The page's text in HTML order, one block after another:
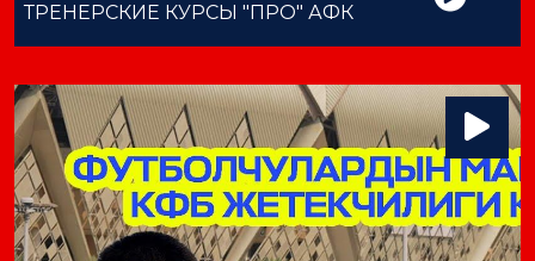
ТРЕНЕРСКИЕ КУРСЫ "ПРО" АФК